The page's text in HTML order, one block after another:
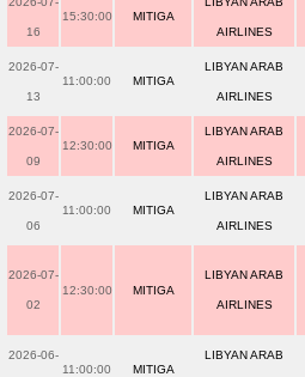
16
15:30:00 MITIGA
AIRLINES
2026-07-
13
11:00:00 MITIGA
LIBYAN ARAB
AIRLINES
2026-07-
09
12:30:00 MITIGA
LIBYAN ARAB
AIRLINES
2026-07-
06
11:00:00 MITIGA
LIBYAN ARAB
AIRLINES
2026-07-
02
12:30:00 MITIGA
LIBYAN ARAB
AIRLINES
2026-06-
11:00:00 MITIGA
LIBYAN ARAB